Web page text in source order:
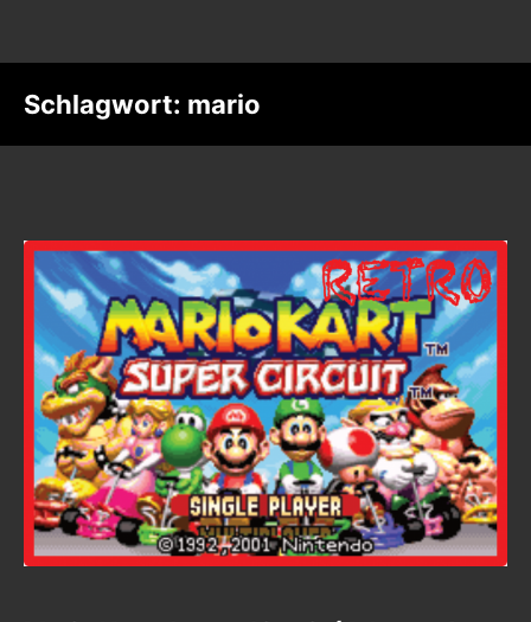
Schlagwort: mario